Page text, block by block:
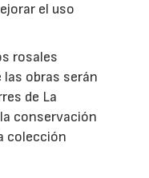
el uso
rosales
obras serán
de La
conservación
colección